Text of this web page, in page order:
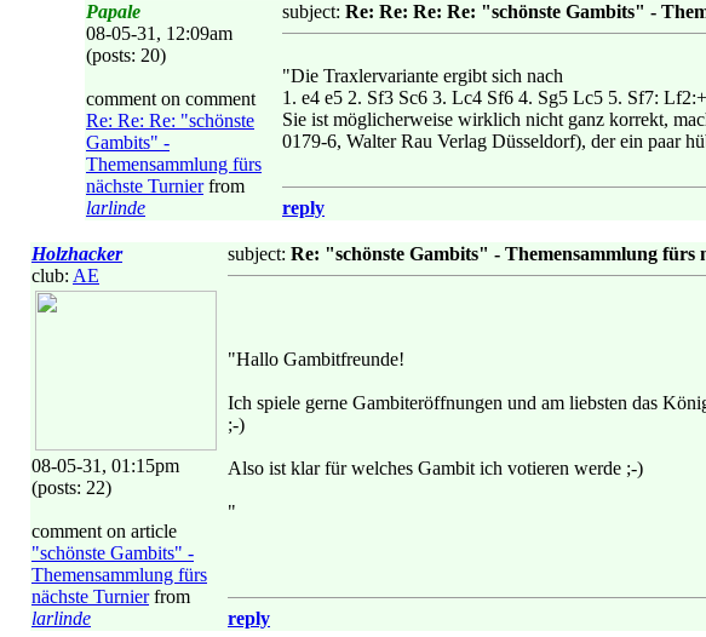
Papale
08-05-31, 12:09am
(posts: 20)
comment on comment
Re: Re: Re: "schönste
Gambits" -
Themensammlung fürs
nächste Turnierfrom
larlinde
subject: Re: Re: Re: Re: "schönste Gambits" -
"Die Traxlervariante ergibt sich nach
1. e4 e5 2. Sf3 Sc6 3. Lc4 Sf6 4. Sg5 Lc5 5. Sf7: Lf2:+
Sie ist möglicherweise wirklich nicht ganz korrekt,
0179-6, Walter Rau Verlag Düsseldorf), der ein paar
reply
Holzhacker
club: AE
08-05-31, 01:15pm
(posts: 22)
comment on article
"schönste Gambits" -
Themensammlung fürs
nächste Turnierfrom
larlinde
subject: Re: "schönste Gambits" - Themensammlung fürs
"Hallo Gambitfreunde!
Ich spiele gerne Gambiteröffnungen und am liebsten das
;-)
Also ist klar für welches Gambit ich votieren werde ;-)
"
reply